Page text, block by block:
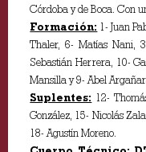
Córdoba y de Boca. Con
Formación: 1- Juan
Thaler, 6- Matías Nani,
Sebastián Herrera, 10-
Mansilla y 9- Abel
Suplentes: 12-
González, 15- Nicolás
18- Agustín Moreno.